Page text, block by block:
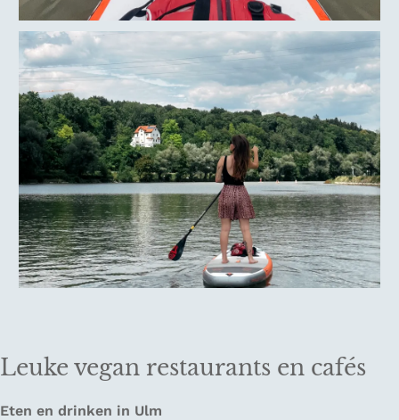
Leuke vegan restaurants en cafés
Eten en drinken in Ulm